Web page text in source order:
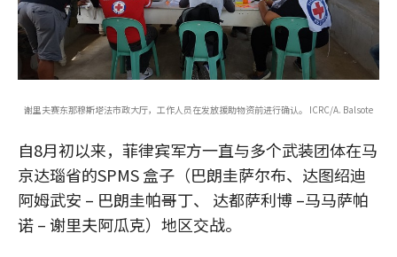
谢里夫赛东那穆斯塔法市政大厅，工作人员在发放援助物资前进行确认。 ICRC/A. Balsote
自8月初以来，菲律宾军方一直与多个武装团体在马
京达瑙省的SPMS 盒子（巴朗圭萨尔布、达图绍迪
阿姆武安 – 巴朗圭帕哥丁、 达都萨利博 –马马萨帕
诺 – 谢里夫阿瓜克）地区交战。